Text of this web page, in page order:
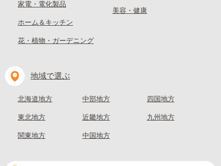
家電・電化製品
ホーム＆キッチン
花・植物・ガーデニング
美容・健康
地域で選ぶ
北海道地方
東北地方
関東地方
中部地方
近畿地方
中国地方
四国地方
九州地方